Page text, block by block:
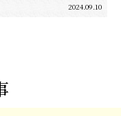
2024.09.10